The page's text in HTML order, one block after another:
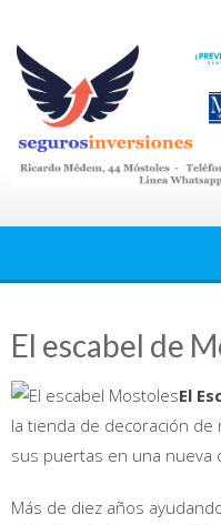
contenido
El escabel de
El
la tienda de decoración
sus puertas en una nueva
Más de diez años